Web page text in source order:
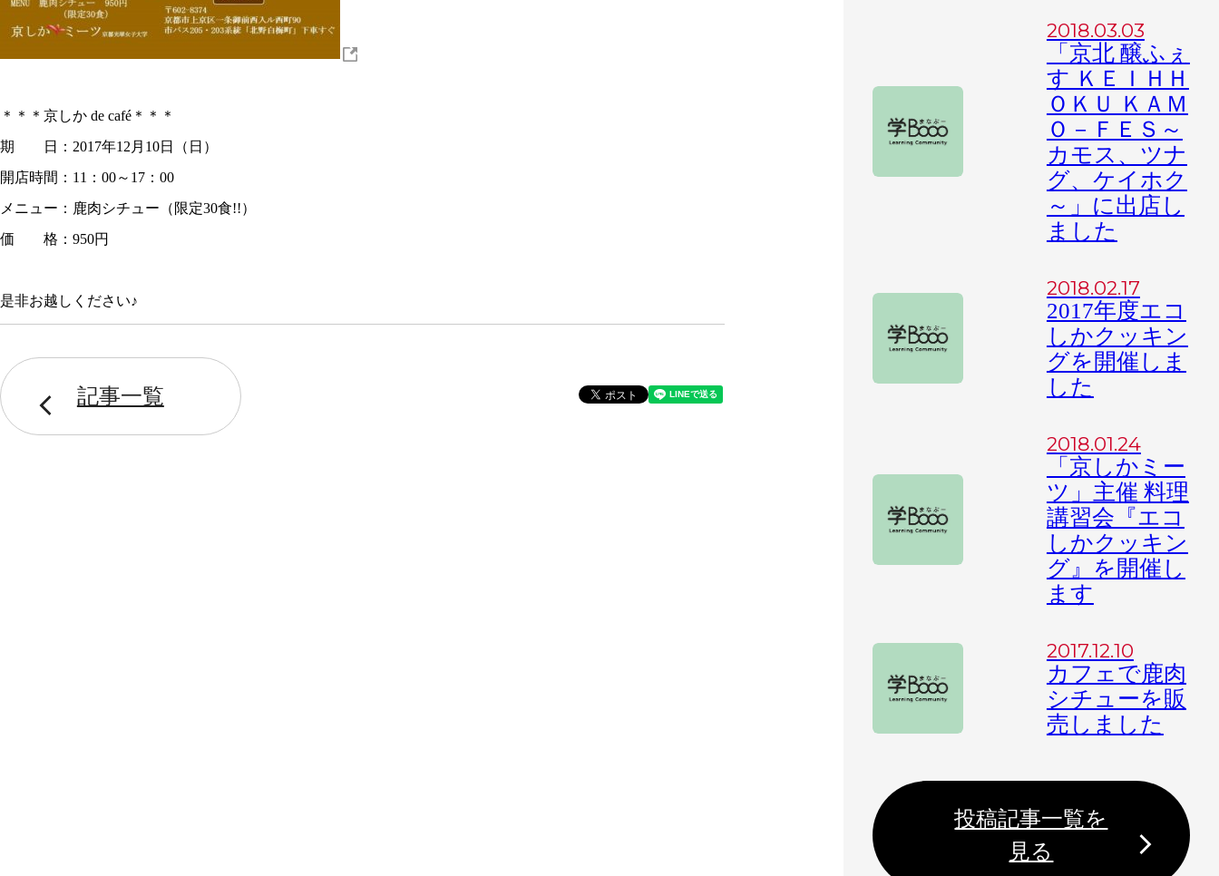
＊＊＊京しか de café＊＊＊
期 日：2017年12月10日（日）
開店時間：11：00～17：00
メニュー：鹿肉シチュー（限定30食!!）
価 格：950円
是非お越しください♪
記事一覧
2018.03.03
「京北 醸ふぇ
す ＫＥＩＨＨ
ＯＫＵ ＫＡＭ
Ｏ－ＦＥＳ～
カモス、ツナ
グ、ケイホク
～」に出店し
ました
2018.02.17
2017年度エコ
しかクッキン
グを開催しま
した
2018.01.24
「京しかミー
ツ」主催 料理
講習会『エコ
しかクッキン
グ』を開催し
ます
2017.12.10
カフェで鹿肉
シチューを販
売しました
投稿記事一覧を
見る